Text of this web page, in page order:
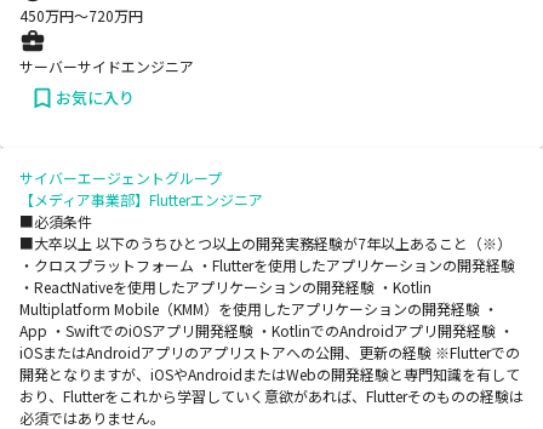
450万円〜720万円
サーバーサイドエンジニア
お気に入り
サイバーエージェントグループ
【メディア事業部】Flutterエンジニア
■必須条件
■大卒以上 以下のうちひとつ以上の開発実務経験が7年以上あること（※）
・クロスプラットフォーム ・Flutterを使用したアプリケーションの開発経験
・ReactNativeを使用したアプリケーションの開発経験 ・Kotlin
Multiplatform Mobile（KMM）を使用したアプリケーションの開発経験 ・
App ・SwiftでのiOSアプリ開発経験 ・KotlinでのAndroidアプリ開発経験 ・
iOSまたはAndroidアプリのアプリストアへの公開、更新の経験 ※Flutterでの
開発となりますが、iOSやAndroidまたはWebの開発経験と専門知識を有して
おり、Flutterをこれから学習していく意欲があれば、Flutterそのものの経験は
必須ではありません。